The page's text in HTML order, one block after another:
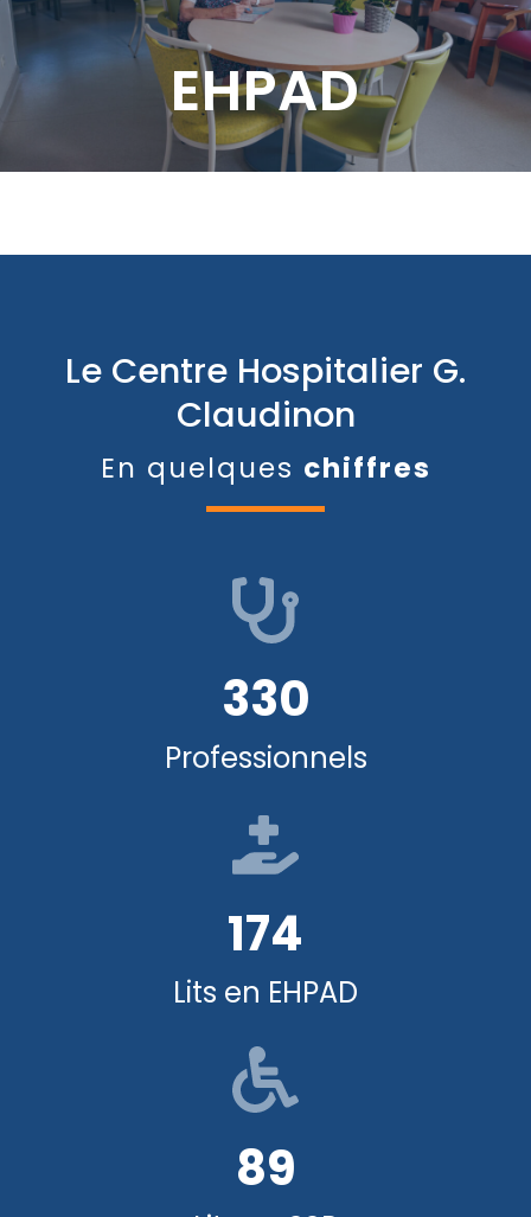
EHPAD
Le Centre Hospitalier G.
Claudinon
En quelques chiffres
Professionnels
330
Lits en EHPAD
174
89